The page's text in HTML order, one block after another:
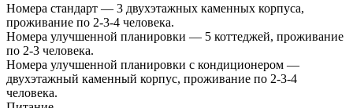
Номера стандарт — 3 двухэтажных каменных корпуса,
проживание по 2-3-4 человека.
Номера улучшенной планировки — 5 коттеджей, проживание
по 2-3 человека.
Номера улучшенной планировки с кондиционером —
двухэтажный каменный корпус, проживание по 2-3-4
человека.